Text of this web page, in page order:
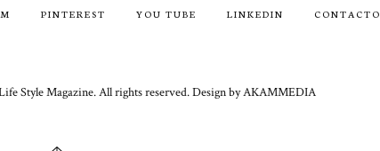
PINTEREST YOU TUBE LINKEDIN CONTACTO
Style Magazine. All rights reserved. Design by AKAMMEDIA